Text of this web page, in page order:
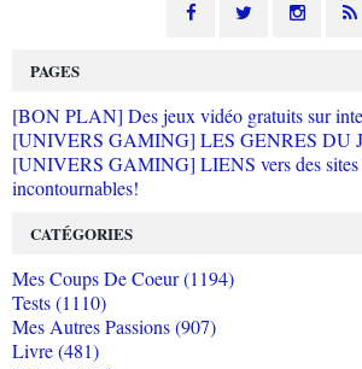
PAGES
[BON PLAN] Des jeux vidéo gratuits sur
[UNIVERS GAMING] LES GENRES DU
[UNIVERS GAMING] LIENS vers des
incontournables!
CATÉGORIES
Mes Coups De Coeur (1194)
Tests (1110)
Mes Autres Passions (907)
Livre (481)